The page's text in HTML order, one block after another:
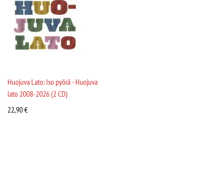
Huojuva Lato: Iso pyörä - Huojuva
lato 2008-2026 (2 CD)
22,90€